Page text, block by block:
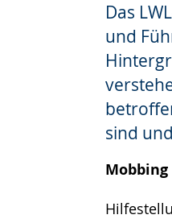
Das
und
sind
Mobbing
wechseln.
wird
angezeigt.